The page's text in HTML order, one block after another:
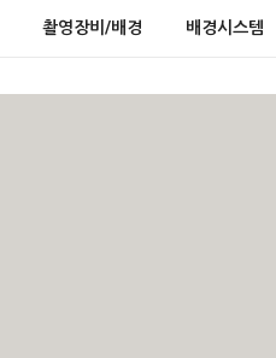
촬영장비/배경 배경시스템